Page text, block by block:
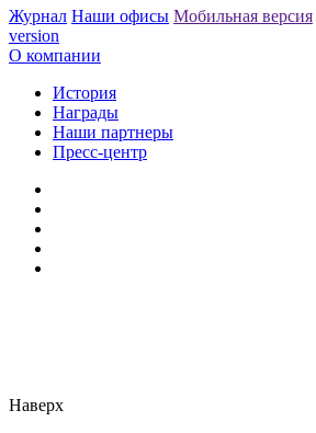
Журнал Наши офисы Мобильная версия
version
О компании
История
Награды
Наши партнеры
Пресс-центр
Наверх